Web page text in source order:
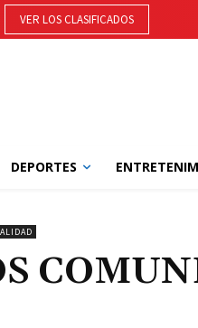
VER LOS CLASIFICADOS
DEPORTES